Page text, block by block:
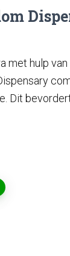
met hulp
Dit